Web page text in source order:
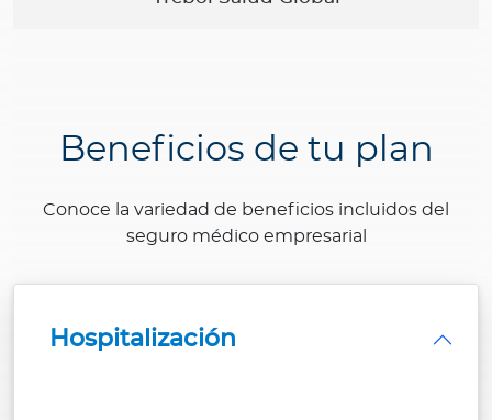
Beneficios de tu plan
Conoce la variedad de beneficios incluidos del
seguro médico empresarial
Hospitalización